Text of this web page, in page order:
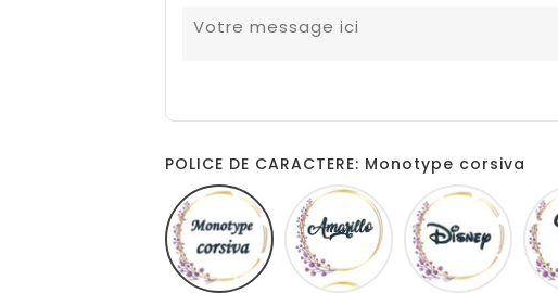
POLICE DE CARACTERE: Monotype corsiva
Monotype
corsiva
Amarillo Disney